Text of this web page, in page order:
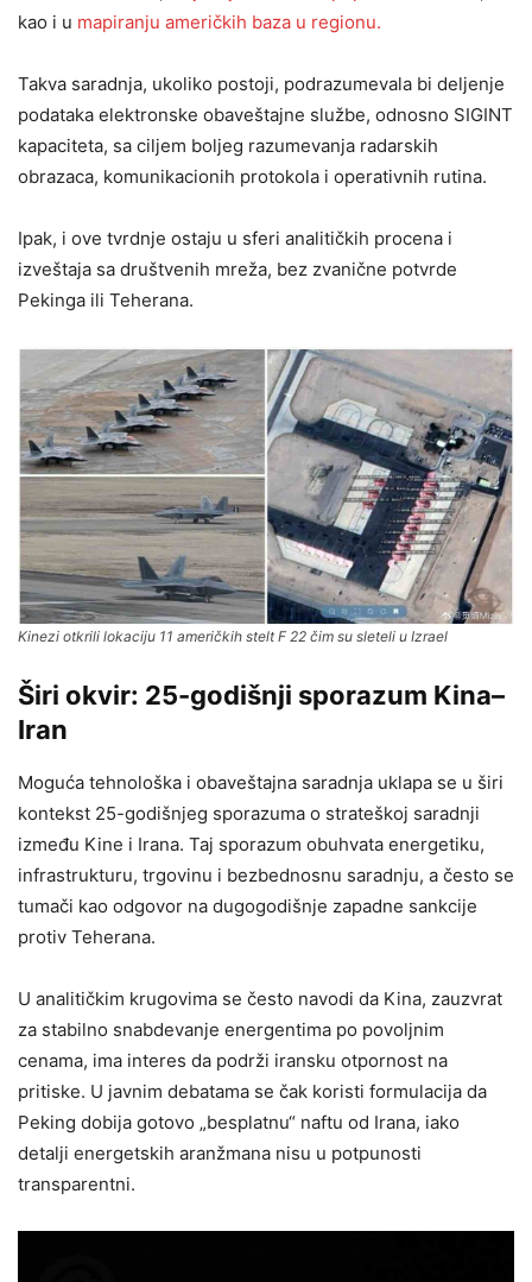
kao i u mapiranju američkih baza u regionu.
Takva saradnja, ukoliko postoji, podrazumevala bi deljenje
podataka elektronske obaveštajne službe, odnosno SIGINT
kapaciteta, sa ciljem boljeg razumevanja radarskih
obrazaca, komunikacionih protokola i operativnih rutina.
Ipak, i ove tvrdnje ostaju u sferi analitičkih procena i
izveštaja sa društvenih mreža, bez zvanične potvrde
Pekinga ili Teherana.
Kinezi otkrili lokaciju 11 američkih stelt F 22 čim su sleteli u Izrael
Širi okvir: 25-godišnji sporazum Kina–
Iran
Moguća tehnološka i obaveštajna saradnja uklapa se u širi
kontekst 25-godišnjeg sporazuma o strateškoj saradnji
između Kine i Irana. Taj sporazum obuhvata energetiku,
infrastrukturu, trgovinu i bezbednosnu saradnju, a često se
tumači kao odgovor na dugogodišnje zapadne sankcije
protiv Teherana.
U analitičkim krugovima se često navodi da Kina, zauzvrat
za stabilno snabdevanje energentima po povoljnim
cenama, ima interes da podrži iransku otpornost na
pritiske. U javnim debatama se čak koristi formulacija da
Peking dobija gotovo „besplatnu“ naftu od Irana, iako
detalji energetskih aranžmana nisu u potpunosti
transparentni.